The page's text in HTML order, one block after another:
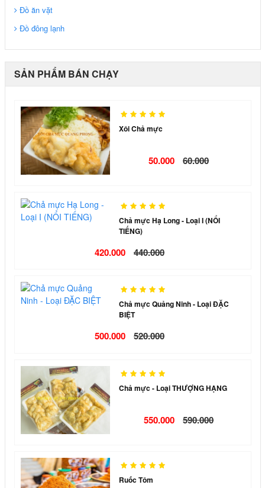
Đồ ăn vặt
Đồ đông lạnh
SẢN PHẨM BÁN CHẠY
Xôi Chả mực
50.000 60.000
Chả mực Hạ Long - Loại I (NỔI
TIẾNG)
420.000 440.000
Chả mực Quảng Ninh - Loại ĐẶC
BIỆT
500.000 520.000
Chả mực - Loại THƯỢNG HẠNG
550.000 590.000
Ruốc Tôm